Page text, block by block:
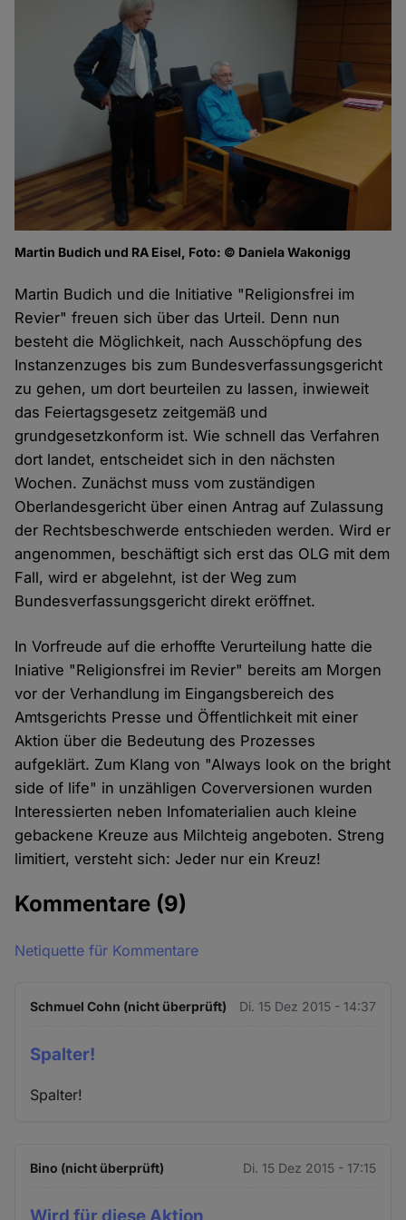
Martin Budich und RA Eisel, Foto: © Daniela Wakonigg
Martin Budich und die Initiative "Religionsfrei im
Revier" freuen sich über das Urteil. Denn nun
besteht die Möglichkeit, nach Ausschöpfung des
Instanzenzuges bis zum Bundesverfassungsgericht
zu gehen, um dort beurteilen zu lassen, inwieweit
das Feiertagsgesetz zeitgemäß und
grundgesetzkonform ist. Wie schnell das Verfahren
dort landet, entscheidet sich in den nächsten
Wochen. Zunächst muss vom zuständigen
Oberlandesgericht über einen Antrag auf Zulassung
der Rechtsbeschwerde entschieden werden. Wird er
angenommen, beschäftigt sich erst das OLG mit dem
Fall, wird er abgelehnt, ist der Weg zum
Bundesverfassungsgericht direkt eröffnet.
In Vorfreude auf die erhoffte Verurteilung hatte die
Iniative "Religionsfrei im Revier" bereits am Morgen
vor der Verhandlung im Eingangsbereich des
Amtsgerichts Presse und Öffentlichkeit mit einer
Aktion über die Bedeutung des Prozesses
aufgeklärt. Zum Klang von "Always look on the bright
side of life" in unzähligen Coverversionen wurden
Interessierten neben Infomaterialien auch kleine
gebackene Kreuze aus Milchteig angeboten. Streng
limitiert, versteht sich: Jeder nur ein Kreuz!
Kommentare (9)
Netiquette für Kommentare
Schmuel Cohn (nicht überprüft) Di. 15 Dez 2015 - 14:37
Spalter!
Spalter!
Bino (nicht überprüft) Di. 15 Dez 2015 - 17:15